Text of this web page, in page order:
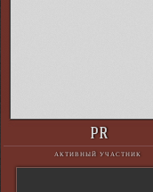
PR
АКТИВНЫЙ УЧАСТНИК